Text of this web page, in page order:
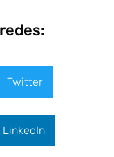
Twitter
LinkedIn